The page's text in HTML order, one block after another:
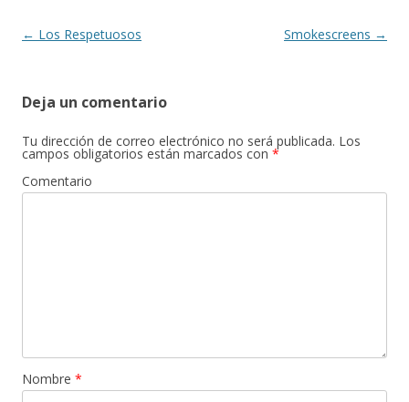
k r
Navegación
← Los Respetuosos Smokescreens →
Deja un comentario
Tu dirección de correo electrónico no será publicada. Los
campos obligatorios están marcados con *
Comentario
Nombre *